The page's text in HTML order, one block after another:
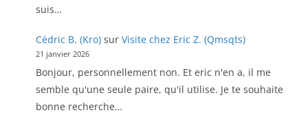
suis…
Cédric B. (Kro)sur Visite chez Eric Z. (Qmsqts)
21 janvier 2026
Bonjour, personnellement non. Et eric n'en a, il me
semble qu'une seule paire, qu'il utilise. Je te souhaite
bonne recherche…